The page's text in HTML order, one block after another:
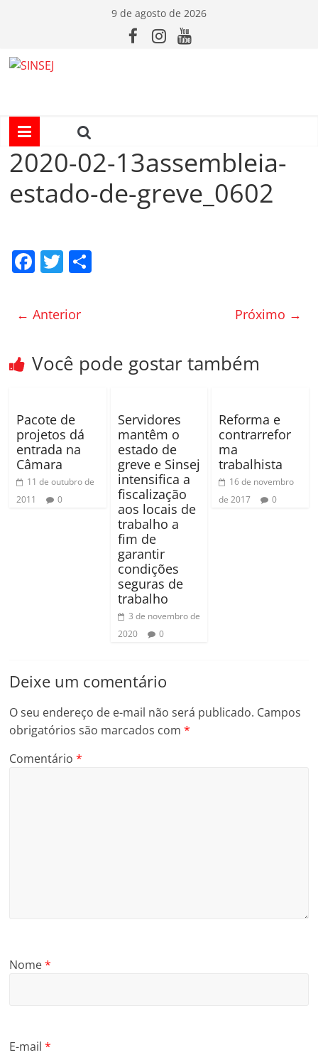
conteúdo
9 de agosto de 2026
I
N
S
E
J
2020-02-13assembleia-
estado-de-greve_0602
F
c
e
b
o
k
T
itt
er
ar
til
← Anterior Próximo →
Você pode gostar também
Pacote de
projetos dá
entrada na
Câmara
11 de outubro de
2011
0
Servidores
mantêm o
estado de
greve e Sinsej
intensifica a
fiscalização
aos locais de
trabalho a
fim de
garantir
condições
seguras de
trabalho
3 de novembro de
2020
0
Reforma e
contrarrefor
ma
trabalhista
16 de novembro
de 2017
0
Deixe um comentário
O seu endereço de e-mail não será publicado. Campos
obrigatórios são marcados com*
Comentário*
Nome*
E-mail*